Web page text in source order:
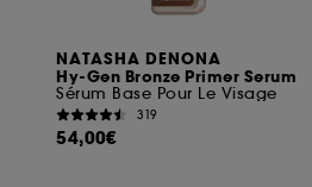
NATASHA DENONA
Hy-Gen Bronze Primer Serum
Sérum Base Pour Le Visage
319
54,00€